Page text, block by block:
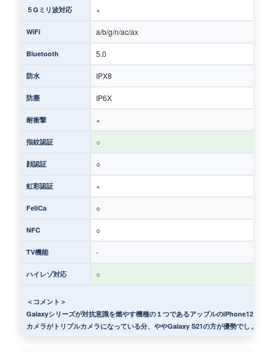
５Gミリ波対応 ×
WiFi a/b/g/n/ac/ax
Bluetooth 5.0
防水 IPX8
防塵 IP6X
耐衝撃 ×
指紋認証 ○
顔認証 ○
虹彩認証 ×
FeliCa ○
NFC ○
TV機能 -
ハイレゾ対応 ○
＜コメント＞
Galaxyシリーズが対抗意識を燃やす機種の１つであるアップルのiPhone12、と
カメラがトリプルカメラになっている分、ややGalaxy S21の方が優勢でしょうか